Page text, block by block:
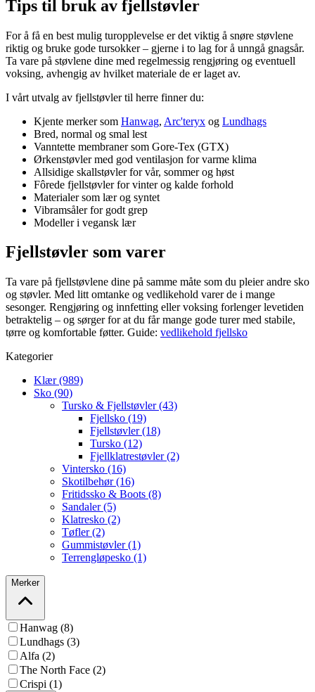
Tips til bruk av fjellstøvler
For å få en best mulig turopplevelse er det viktig å snøre støvlene
riktig og bruke gode tursokker – gjerne i to lag for å unngå gnagsår.
Ta vare på støvlene dine med regelmessig rengjøring og eventuell
voksing, avhengig av hvilket materiale de er laget av.
I vårt utvalg av fjellstøvler til herre finner du:
Kjente merker som Hanwag, Arc'teryx og Lundhags
Bred, normal og smal lest
Vanntette membraner som Gore-Tex (GTX)
Ørkenstøvler med god ventilasjon for varme klima
Allsidige skallstøvler for vår, sommer og høst
Fôrede fjellstøvler for vinter og kalde forhold
Materialer som lær og syntet
Vibramsåler for godt grep
Modeller i vegansk lær
Fjellstøvler som varer
Ta vare på fjellstøvlene dine på samme måte som du pleier andre sko
og støvler. Med litt omtanke og vedlikehold varer de i mange
sesonger. Rengjøring og innfetting eller voksing forlenger levetiden
betraktelig – og sørger for at du får mange gode turer med stabile,
tørre og komfortable føtter. Guide: vedlikehold fjellsko
Kategorier
Klær (989)
Sko (90)
Tursko & Fjellstøvler (43)
Fjellsko (19)
Fjellstøvler (18)
Tursko (12)
Fjellklatrestøvler (2)
Vintersko (16)
Skotilbehør (16)
Fritidssko & Boots (8)
Sandaler (5)
Klatresko (2)
Tøfler (2)
Gummistøvler (1)
Terrengløpesko (1)
Merker
Hanwag (8)
Lundhags (3)
Alfa (2)
The North Face (2)
Crispi (1)